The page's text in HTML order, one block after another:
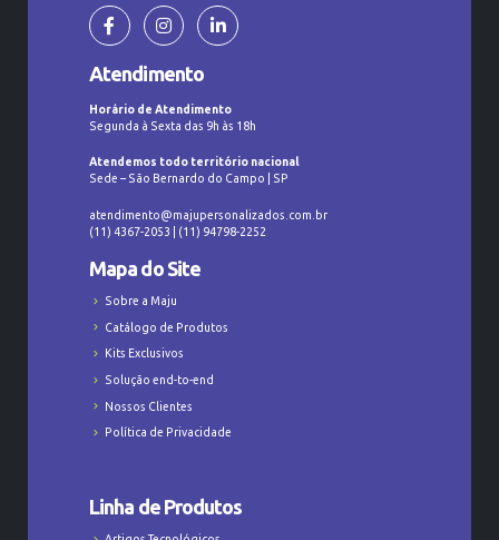
Atendimento
Horário de Atendimento
Segunda à Sexta das 9h às 18h
Atendemos todo território nacional
Sede – São Bernardo do Campo | SP
atendimento@majupersonalizados.com.br
(11) 4367-2053 | (11) 94798-2252
Mapa do Site
Sobre a Maju
Catálogo de Produtos
Kits Exclusivos
Solução end-to-end
Nossos Clientes
Política de Privacidade
Linha de Produtos